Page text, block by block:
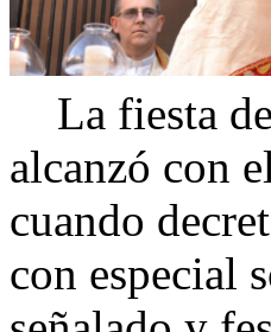
La fiesta
alcanzó con
cuando
con especial